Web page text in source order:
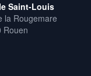
Saint-Louis
la Rougemare
Rouen